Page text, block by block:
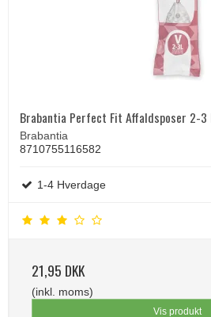
Brabantia Perfect Fit Affaldsposer 2-
Brabantia
8710755116582
1-4 Hverdage
21,95 DKK
(inkl. moms)
Vis produkt